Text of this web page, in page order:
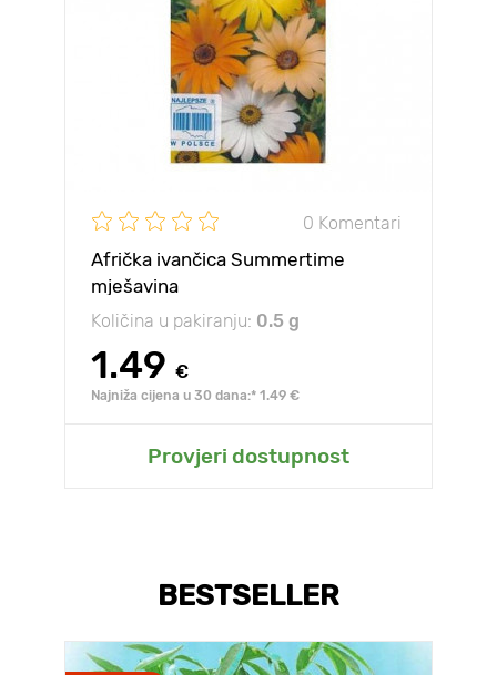
0 Komentari
Afrička ivančica Summertime
mješavina
Količina u pakiranju: 0.5 g
1.49 €
Najniža cijena u 30 dana:* 1.49 €
Provjeri dostupnost
BESTSELLER